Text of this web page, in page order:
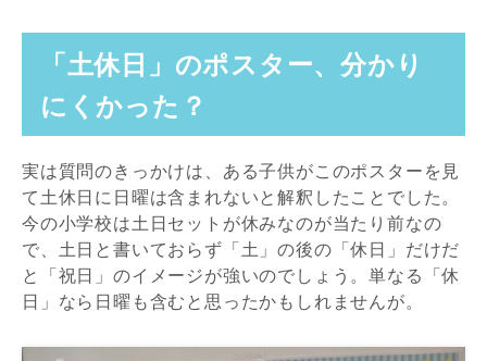
「土休日」のポスター、分かり
にくかった？
実は質問のきっかけは、ある子供がこのポスターを見
て土休日に日曜は含まれないと解釈したことでした。
今の小学校は土日セットが休みなのが当たり前なの
で、土日と書いておらず「土」の後の「休日」だけだ
と「祝日」のイメージが強いのでしょう。単なる「休
日」なら日曜も含むと思ったかもしれませんが。